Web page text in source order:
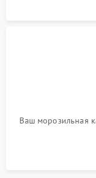
Ваш морозильная